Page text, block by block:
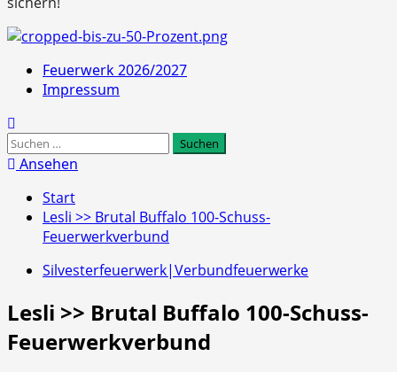
Primäres
Menü
Feuerwerk 2026/2027
Impressum
Suchen
nach:
Ansehen
Start
Lesli >> Brutal Buffalo 100-Schuss-
Feuerwerkverbund
Silvesterfeuerwerk|Verbundfeuerwerke
Lesli >> Brutal Buffalo 100-Schuss-
Feuerwerkverbund